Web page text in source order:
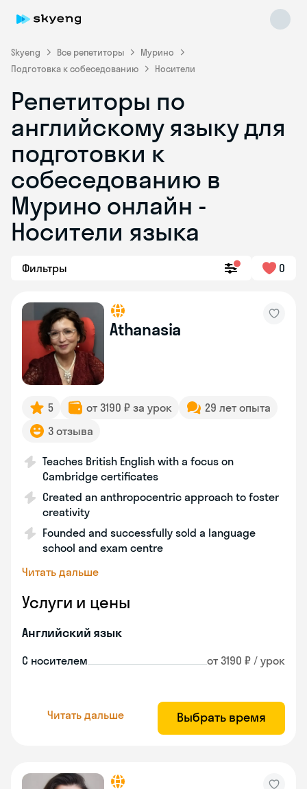
Skyeng Все репетиторы
Мурино
Подготовка к собеседованию
Носители
Репетиторы по
английскому языку для
подготовки к
собеседованию в
Мурино онлайн -
Носители языка
Фильтры 0
Athanasia
5 от 3190 ₽ за урок
29 лет опыта
3 отзыва
Teaches British English with a focus on
Cambridge certificates
Created an anthropocentric approach to foster
creativity
Founded and successfully sold a language
school and exam centre
Читать дальше
Услуги и цены
Английский язык
С носителем от 3190 ₽ / урок
Читать дальше Выбрать время
Skyeng Chat